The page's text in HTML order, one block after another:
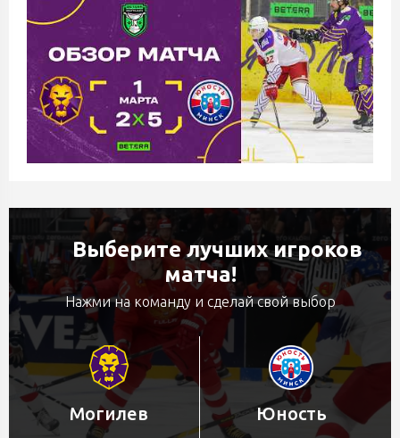
Выберите лучших игроков
матча!
Нажми на команду и сделай свой выбор
Могилев Юность